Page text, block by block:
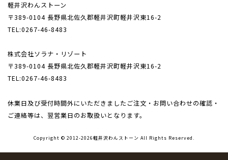
軽井沢わんストーン
〒389-0104 長野県北佐久郡軽井沢町軽井沢東16-2
TEL:0267-46-8483
株式会社ソラナ・リゾート
〒389-0104 長野県北佐久郡軽井沢町軽井沢東16-2
TEL:0267-46-8483
休業日及び受付時間外にいただきましたご注文・ お問い合わせの確認・
ご連絡等は、翌営業日のお取扱いとなります。
Copyright © 2012-2026軽井沢わんストーン All Rights Reserved.